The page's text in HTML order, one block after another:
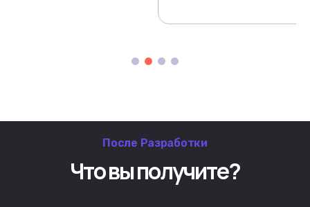
После Разработки
Что вы получите?